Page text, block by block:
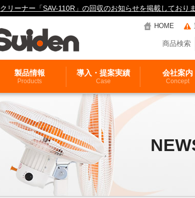
クリーナー「SAV-110R」の回収のお知らせを掲載しており
HOME
商品検索
製品情報
Products
導入・提案実績
Case
会社案内
Concept